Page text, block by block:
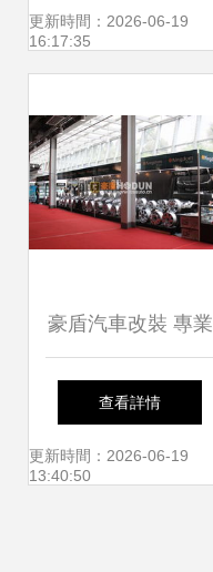
南 京東汽車裝飾用
價與圖片解析
更新時間：2026-06-19
16:17:35
豪盾汽車改裝 專業
裝飾用品配件，全
國代理招商火熱進
查看詳情
更新時間：2026-06-19
13:40:50